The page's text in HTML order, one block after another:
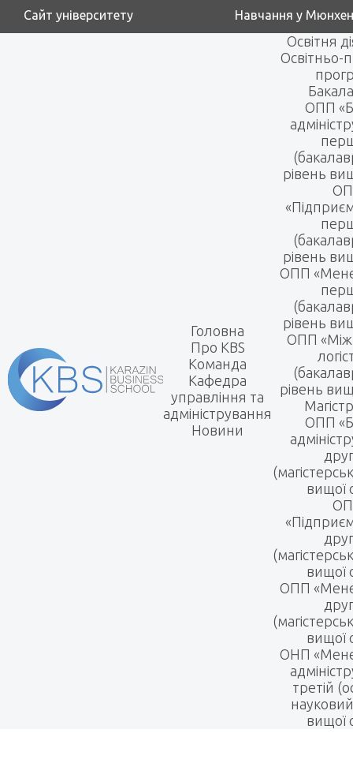
Сайт університету Навчання у
Головна
Про KBS
Команда
Кафедра
управління та
адміністрування
Новини
Освітня
Освітньо-
ОПП
рівень
рівень
ОПП
рівень
ОПП
рівень
ОПП
вищої
вищої
ОПП
вищої
ОНП
третій
вищої